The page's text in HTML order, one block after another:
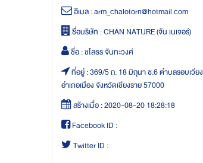
อีเมล :arm_chalotorn@hotmail.com
ชื่อบริษัท :CHAN NATURE (จัน เนเจอร์)
ชื่อ :ชโลธร จันทะวงศ์
ที่อยู่ :369/5 ถ. 18 มิถุนา ซ.6 ตำบลรอบเวียง
อำเภอเมือง จังหวัดเชียงราย 57000
สร้างเมื่อ :2020-08-20 18:28:18
Facebook ID :
Twitter ID :